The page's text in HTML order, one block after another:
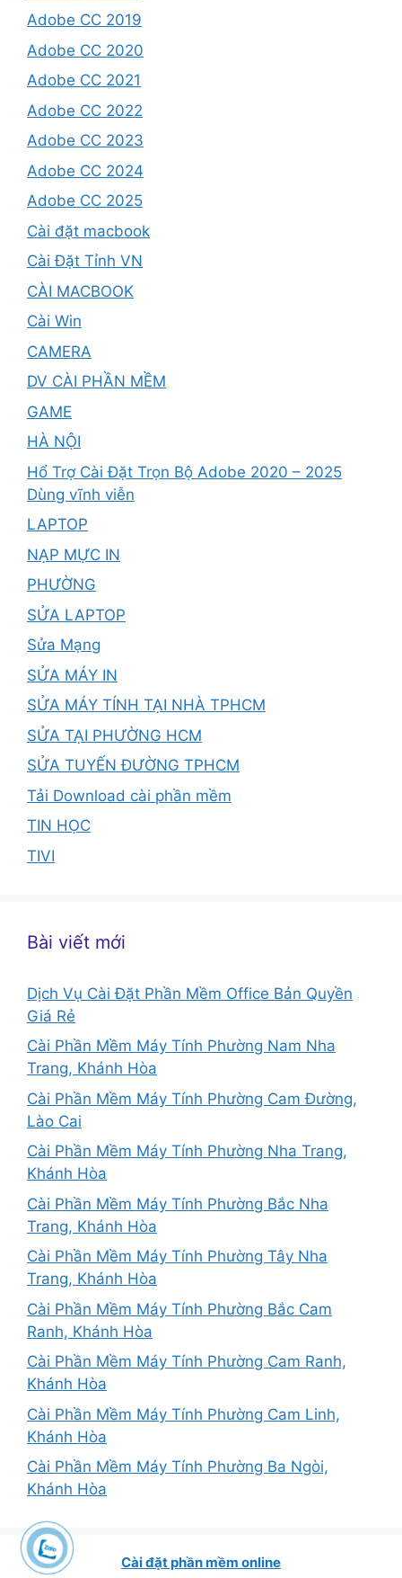
Adobe CC 2019
Adobe CC 2020
Adobe CC 2021
Adobe CC 2022
Adobe CC 2023
Adobe CC 2024
Adobe CC 2025
Cài đặt macbook
Cài Đặt Tỉnh VN
CÀI MACBOOK
Cài Win
CAMERA
DV CÀI PHẦN MỀM
GAME
HÀ NỘI
Hổ Trợ Cài Đặt Trọn Bộ Adobe 2020 – 2025
Dùng vĩnh viễn
LAPTOP
NẠP MỰC IN
PHƯỜNG
SỬA LAPTOP
Sửa Mạng
SỬA MÁY IN
SỬA MÁY TÍNH TẠI NHÀ TPHCM
SỬA TẠI PHƯỜNG HCM
SỬA TUYẾN ĐƯỜNG TPHCM
Tải Download cài phần mềm
TIN HỌC
TIVI
Bài viết mới
Dịch Vụ Cài Đặt Phần Mềm Office Bản Quyền
Giá Rẻ
Cài Phần Mềm Máy Tính Phường Nam Nha
Trang, Khánh Hòa
Cài Phần Mềm Máy Tính Phường Cam Đường,
Lào Cai
Cài Phần Mềm Máy Tính Phường Nha Trang,
Khánh Hòa
Cài Phần Mềm Máy Tính Phường Bắc Nha
Trang, Khánh Hòa
Cài Phần Mềm Máy Tính Phường Tây Nha
Trang, Khánh Hòa
Cài Phần Mềm Máy Tính Phường Bắc Cam
Ranh, Khánh Hòa
Cài Phần Mềm Máy Tính Phường Cam Ranh,
Khánh Hòa
Cài Phần Mềm Máy Tính Phường Cam Linh,
Khánh Hòa
Cài Phần Mềm Máy Tính Phường Ba Ngòi,
Khánh Hòa
Cài đặt phần mềm online